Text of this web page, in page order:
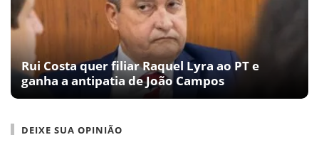
Rui Costa quer filiar Raquel Lyra ao PT e
ganha a antipatia de João Campos
DEIXE SUA OPINIÃO